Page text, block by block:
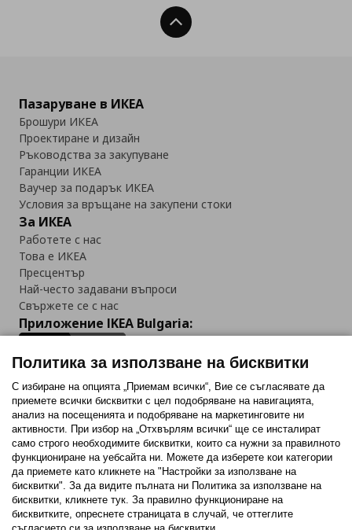
Нагоре
Пазаруване в ИКЕА
Брошури ИКЕА
Проектиране и дизайн
Ръководства за закупуване
Гаранции ИКЕА
Ваучер за подарък ИКЕА
Условия за връщане на закупени стоки
За ИКЕА
Работете с нас
Това е ИКЕА
Пресцентър
Най-често задавани въпроси
Свържете се с нас
Приложение IKEA Bulgaria:
Последвайте ни:
FacebookTwitterYoutubePinterestInstagram
Политика за използване на бисквитки
С избиране на опцията „Приемам всички“, Вие се съгласявате да
приемете всички бисквитки с цел подобряване на навигацията,
анализ на посещенията и подобряване на маркетинговите ни
активности. При избор на „Отхвърлям всички“ ще се инсталират
само строго необходимитe бисквитки, които са нужни за правилното
функциониране на уебсайта ни. Можете да изберете кои категории
да приемете като кликнете на "Настройки за използване на
бисквитки". За да видите пълната ни Политика за използване на
бисквитки, кликнете тук. За правилно функциониране на
бисквитките, опреснете страницата в случай, че оттеглите